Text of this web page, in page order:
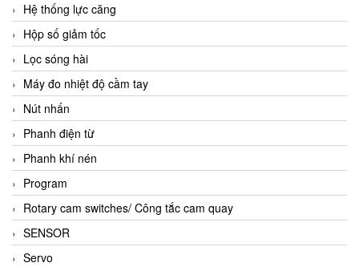
Hệ thống lực căng
Hộp số giảm tốc
Lọc sóng hài
Máy đo nhiệt độ cầm tay
Nút nhấn
Phanh điện từ
Phanh khí nén
Program
Rotary cam switches/ Công tắc cam quay
SENSOR
Servo